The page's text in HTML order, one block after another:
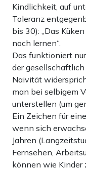
Kindlichkeit, auf
Toleranz
bis 30): „Das
noch lernen“.
Das funktioniert
der
Naivität
man bei selbigem
unterstellen (um
Ein Zeichen für
wenn sich
Jahren
Fernsehen,
können wie Kinder